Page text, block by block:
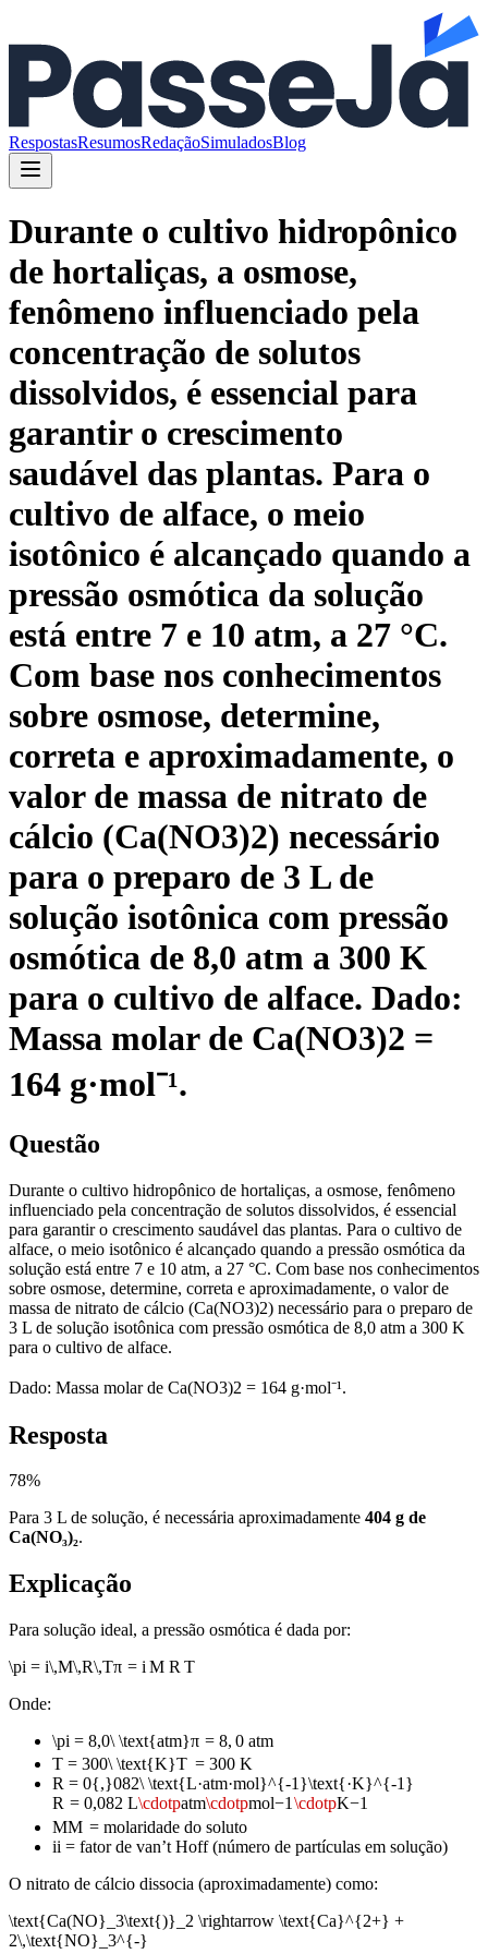
RespostasResumosRedaçãoSimuladosBlog
Durante o cultivo hidropônico
de hortaliças, a osmose,
fenômeno influenciado pela
concentração de solutos
dissolvidos, é essencial para
garantir o crescimento
saudável das plantas. Para o
cultivo de alface, o meio
isotônico é alcançado quando a
pressão osmótica da solução
está entre 7 e 10 atm, a 27 °C.
Com base nos conhecimentos
sobre osmose, determine,
correta e aproximadamente, o
valor de massa de nitrato de
cálcio (Ca(NO3)2) necessário
para o preparo de 3 L de
solução isotônica com pressão
osmótica de 8,0 atm a 300 K
para o cultivo de alface. Dado:
Massa molar de Ca(NO3)2 =
164 g·mol⁻¹.
Questão
Durante o cultivo hidropônico de hortaliças, a osmose, fenômeno
influenciado pela concentração de solutos dissolvidos, é essencial
para garantir o crescimento saudável das plantas. Para o cultivo de
alface, o meio isotônico é alcançado quando a pressão osmótica da
solução está entre 7 e 10 atm, a 27 °C. Com base nos conhecimentos
sobre osmose, determine, correta e aproximadamente, o valor de
massa de nitrato de cálcio (Ca(NO3)2) necessário para o preparo de
3 L de solução isotônica com pressão osmótica de 8,0 atm a 300 K
para o cultivo de alface.
Dado: Massa molar de Ca(NO3)2 = 164 g·mol⁻¹.
Resposta
78%
Para 3 L de solução, é necessária aproximadamente 404 g de
Ca(NO₃)₂.
Explicação
Para solução ideal, a pressão osmótica é dada por:
\pi = i\,M\,R\,Tπ = i M R T
Onde:
\pi = 8,0\ \text{atm}π = 8, 0 atm
T = 300\ \text{K}T = 300 K
R = 0{,}082\ \text{L·atm·mol}^{-1}\text{·K}^{-1}
R = 0,082 L\cdotpatm\cdotpmol−1 \cdotpK−1
MM = molaridade do soluto
ii = fator de van’t Hoff (número de partículas em solução)
O nitrato de cálcio dissocia (aproximadamente) como:
\text{Ca(NO}_3\text{)}_2 \rightarrow \text{Ca}^{2+} +
2\,\text{NO}_3^{-}